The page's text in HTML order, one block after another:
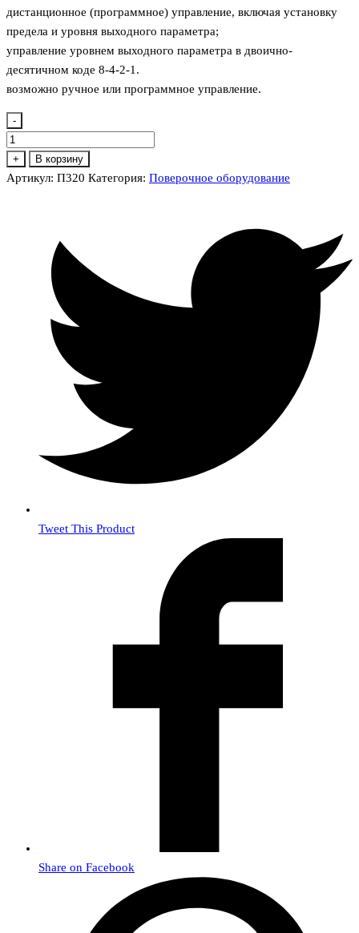
дистанционное (программное) управление, включая установку
предела и уровня выходного параметра;
управление уровнем выходного параметра в двоично-
десятичном коде 8-4-2-1.
возможно ручное или программное управление.
-
Количество
товара
П320
+ В корзину
Артикул: П320 Категория: Поверочное оборудование
Tweet This Product
Share on Facebook